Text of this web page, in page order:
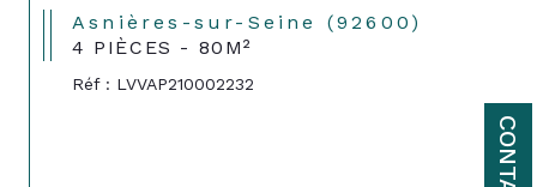
Asnières-sur-Seine (92600)
4 PIÈCES - 80M²
Réf : LVVAP210002232